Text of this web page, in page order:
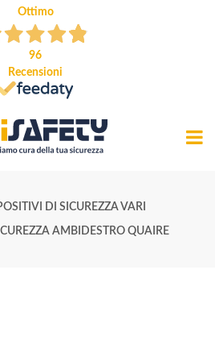
Ottimo
96
Recensioni
DI SICUREZZA VARI
AMBIDESTRO QUAIRE